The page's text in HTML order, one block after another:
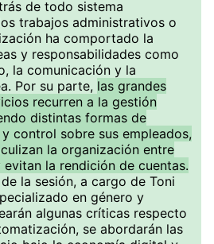
de todo sistema
trabajos administrativos o
ha comportado la
y responsabilidades como
la comunicación y la
Por su parte, las grandes
recurren a la gestión
distintas formas de
control sobre sus empleados,
la organización entre
la rendición de cuentas.
la sesión, a cargo de Toni
en género y
algunas críticas respecto
se abordarán las